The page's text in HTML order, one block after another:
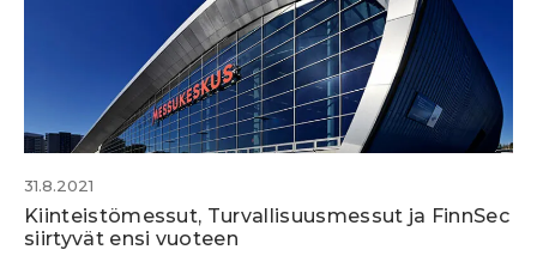
31.8.2021
Kiinteistömessut, Turvallisuusmessut ja FinnSec
siirtyvät ensi vuoteen